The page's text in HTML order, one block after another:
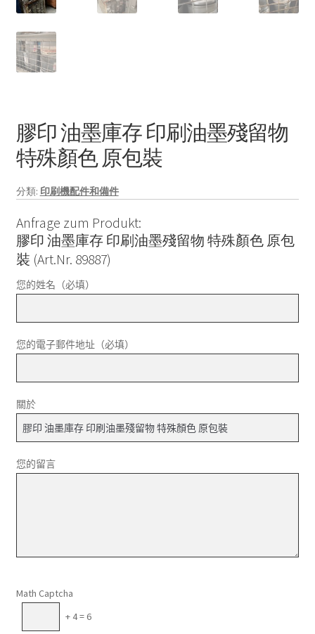
膠印 油墨庫存 印刷油墨殘留物
特殊顏色 原包裝
分類: 印刷機配件和備件
Anfrage zum Produkt:
膠印 油墨庫存 印刷油墨殘留物 特殊顏色 原包
裝 (Art.Nr. 89887)
您的姓名（必填）
您的電子郵件地址（必填）
關於
您的留言
Math Captcha
+ 4 = 6